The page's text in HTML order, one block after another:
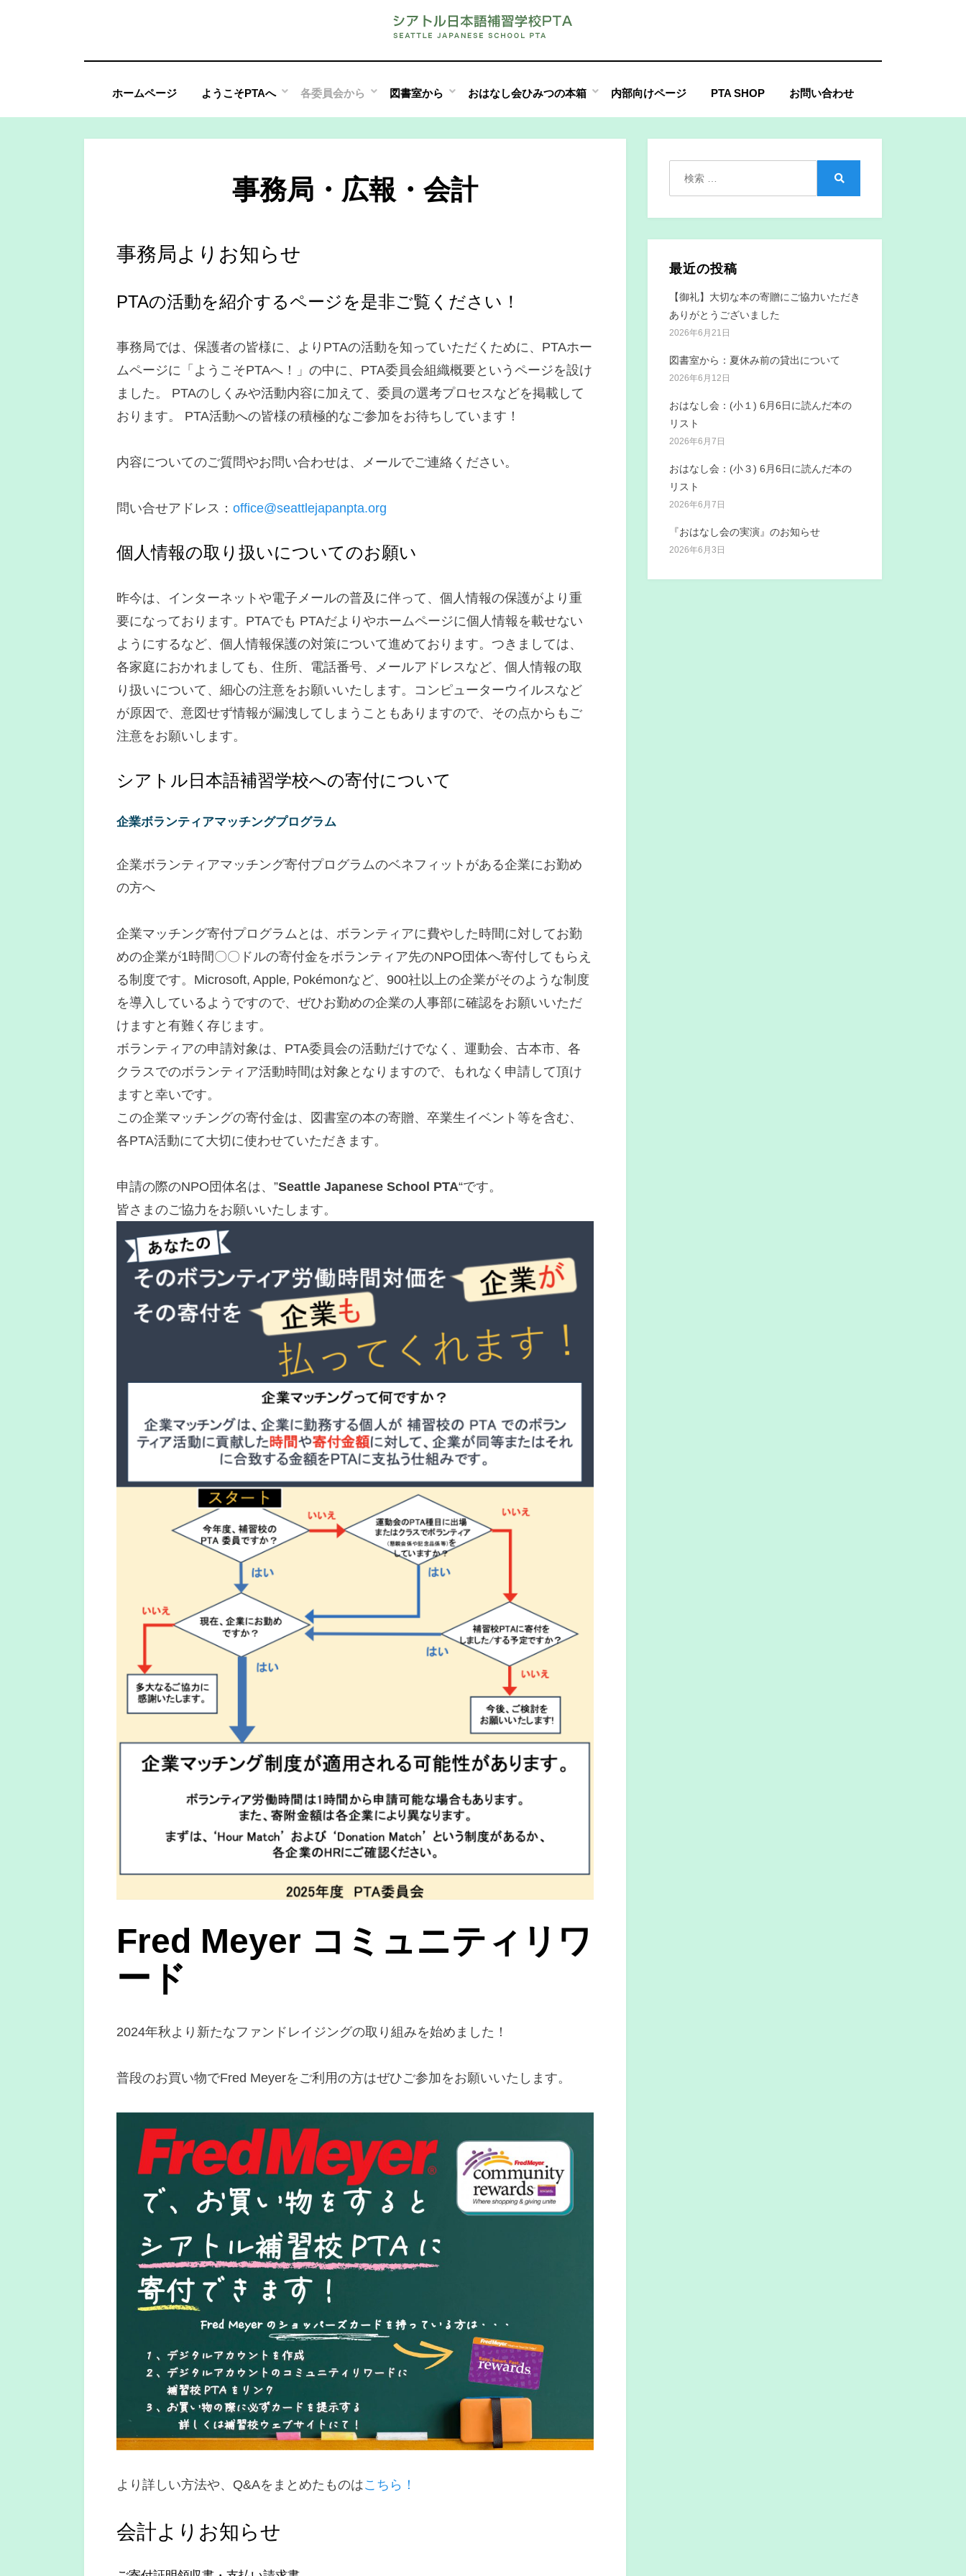
ホームページ ようこそPTAへ 各委員会から 図書室から おはなし会ひみつの本箱 内部向けページ PTA SHOP お問い合わせ
事務局・広報・会計
事務局よりお知らせ
PTAの活動を紹介するページを是非ご覧ください！
事務局では、保護者の皆様に、よりPTAの活動を知っていただくために、PTAホー
ムページに「ようこそPTAへ！」の中に、PTA委員会組織概要というページを設け
ました。 PTAのしくみや活動内容に加えて、委員の選考プロセスなどを掲載して
おります。 PTA活動への皆様の積極的なご参加をお待ちしています！
内容についてのご質問やお問い合わせは、メールでご連絡ください。
問い合せアドレス： office@seattlejapanpta.org
個人情報の取り扱いについてのお願い
昨今は、インターネットや電子メールの普及に伴って、個人情報の保護がより重
要になっております。PTAでも PTAだよりやホームページに個人情報を載せない
ようにするなど、個人情報保護の対策について進めております。つきましては、
各家庭におかれましても、住所、電話番号、メールアドレスなど、個人情報の取
り扱いについて、細心の注意をお願いいたします。コンピューターウイルスなど
が原因で、意図せず情報が漏洩してしまうこともありますので、その点からもご
注意をお願いします。
シアトル日本語補習学校への寄付について
企業ボランティアマッチングプログラム
企業ボランティアマッチング寄付プログラムのベネフィットがある企業にお勤め
の方へ
企業マッチング寄付プログラムとは、ボランティアに費やした時間に対してお勤
めの企業が1時間〇〇ドルの寄付金をボランティア先のNPO団体へ寄付してもらえ
る制度です。Microsoft, Apple, Pokémonなど、900社以上の企業がそのような制度
を導入しているようですので、ぜひお勤めの企業の人事部に確認をお願いいただ
けますと有難く存じます。
ボランティアの申請対象は、PTA委員会の活動だけでなく、運動会、古本市、各
クラスでのボランティア活動時間は対象となりますので、もれなく申請して頂け
ますと幸いです。
この企業マッチングの寄付金は、図書室の本の寄贈、卒業生イベント等を含む、
各PTA活動にて大切に使わせていただきます。
申請の際のNPO団体名は、”Seattle Japanese School PTA“です。
皆さまのご協力をお願いいたします。
Fred Meyer コミュニティリワ
ード
2024年秋より新たなファンドレイジングの取り組みを始めました！
普段のお買い物でFred Meyerをご利用の方はぜひご参加をお願いいたします。
より詳しい方法や、Q&Aをまとめたものはこちら！
会計よりお知らせ
最近の投稿
【御礼】大切な本の寄贈にご協力いただき
ありがとうございました
2026年6月21日
図書室から：夏休み前の貸出について
2026年6月12日
おはなし会：(小１) 6月6日に読んだ本の
リスト
2026年6月7日
おはなし会：(小３) 6月6日に読んだ本の
リスト
2026年6月7日
『おはなし会の実演』のお知らせ
2026年6月3日